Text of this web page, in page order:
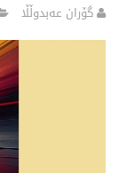
گۆران عەبدوڵڵا